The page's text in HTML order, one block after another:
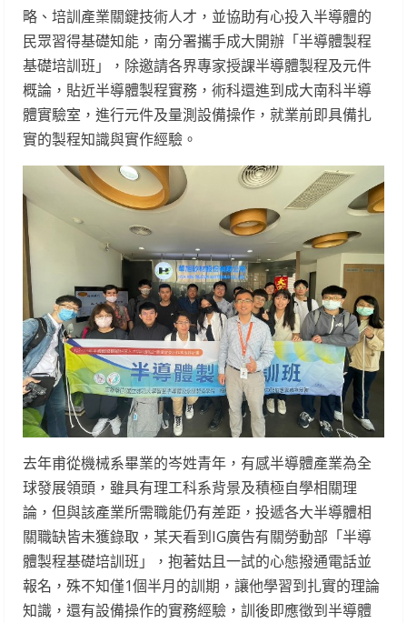
略、培訓產業關鍵技術人才，並協助有心投入半導體的
民眾習得基礎知能，南分署攜手成大開辦「半導體製程
基礎培訓班」，除邀請各界專家授課半導體製程及元件
概論，貼近半導體製程實務，術科還進到成大南科半導
體實驗室，進行元件及量測設備操作，就業前即具備扎
實的製程知識與實作經驗。
去年甫從機械系畢業的岑姓青年，有感半導體產業為全
球發展領頭，雖具有理工科系背景及積極自學相關理
論，但與該產業所需職能仍有差距，投遞各大半導體相
關職缺皆未獲錄取，某天看到IG廣告有關勞動部「半導
體製程基礎培訓班」，抱著姑且一試的心態撥通電話並
報名，殊不知僅1個半月的訓期，讓他學習到扎實的理論
知識，還有設備操作的實務經驗，訓後即應徵到半導體